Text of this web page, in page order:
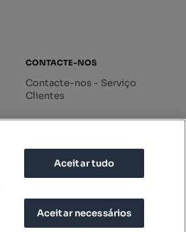
CONTACTE-NOS
Contacte-nos - Serviço
Clientes
Aceitar tudo
Aceitar necessários